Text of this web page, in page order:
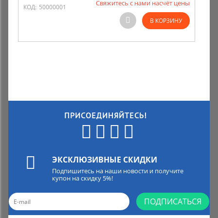
Прокат средств реабилитации
КОД: 50000001 Свяжитесь с нами насчёт цены
В КОРЗИНУ
ПРИСОЕДИНЯЙТЕСЬ!
ЭКСКЛЮЗИВНЫЕ СКИДКИ
Подпишитесь на наши новости и получите
купон на скидку 5%!
ПОДПИСАТЬСЯ